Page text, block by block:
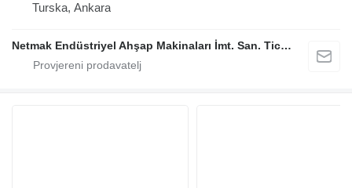
Turska, Ankara
Netmak Endüstriyel Ahşap Makinaları İmt. San. Tic. A.Ş.